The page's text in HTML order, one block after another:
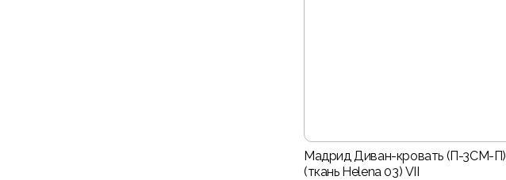
Мадрид Диван-кровать (П-3СМ-П)
(ткань Helena 03) VII